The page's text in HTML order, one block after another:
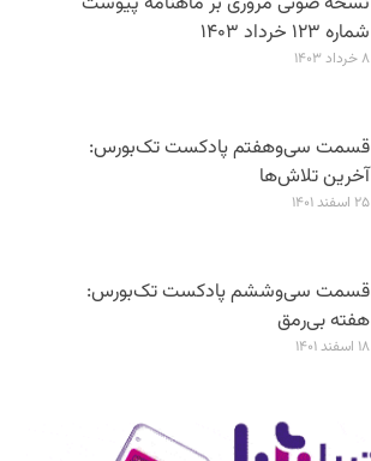
شماره ۱۲۳ خرداد ۱۴۰۳
۸ خرداد ۱۴۰۳
قسمت سی‌وهفتم پادکست تک‌بورس:
آخرین تلاش‌ها
۲۵ اسفند ۱۴۰۱
قسمت سی‌وششم پادکست تک‌بورس:
هفته بی‌رمق
۱۸ اسفند ۱۴۰۱